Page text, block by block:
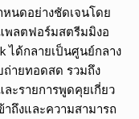
นดอย่างชัดเจนโดย
พลตฟอร์มสตรีมมิงอ
ได้กลายเป็นศูนย์กลาง
ายทอดสด รวมถึง
ะรายการพูดคุยเกี่ยว
าถึงและความสามารถ